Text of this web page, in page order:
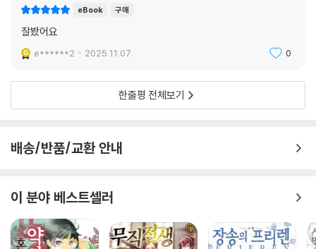
eBook 구매
잘봤어요
e******2 2025.11.07. 0
한줄평 전체보기
배송/반품/교환 안내
이 분야 베스트셀러